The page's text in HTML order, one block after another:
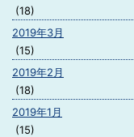
(18)
2019年3月
(15)
2019年2月
(18)
2019年1月
(15)